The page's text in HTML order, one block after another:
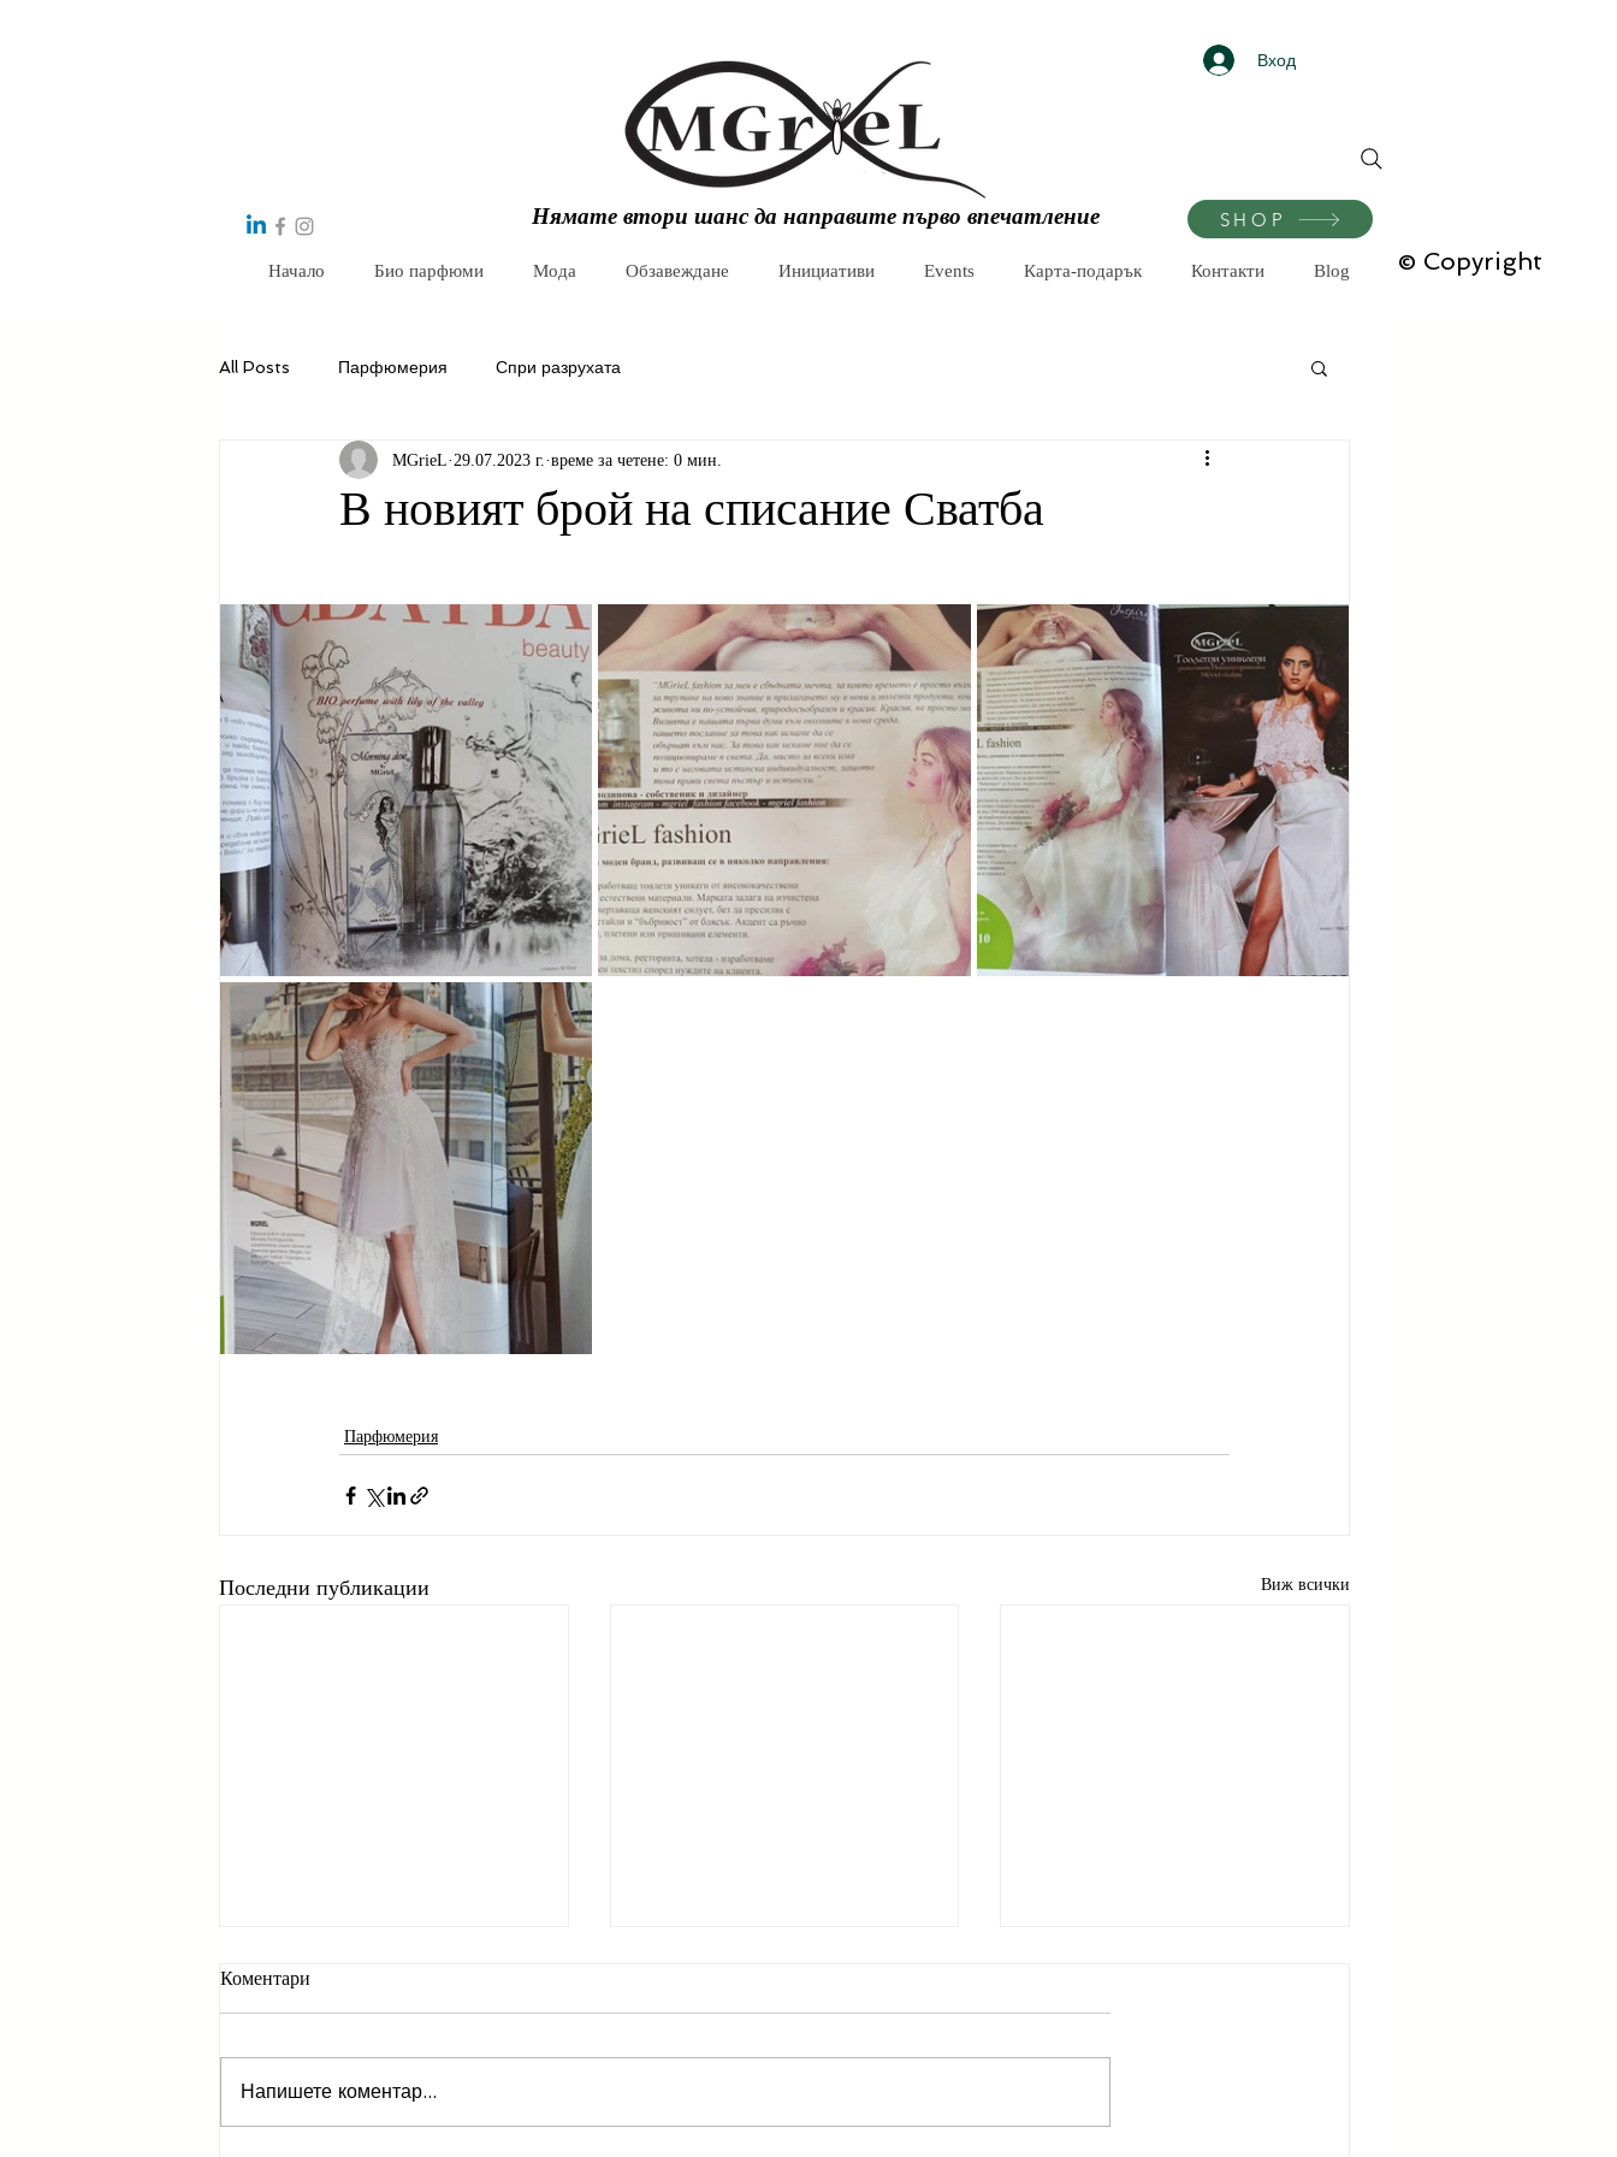
Нямате втори шанс да направите първо впечатление
Вход
SHOP
Начало Био парфюми Мода Обзавеждане Инициативи Events Карта-подарък Контакти Blog © Copyright
All Posts Парфюмерия Спри разрухата
В новият брой на списание Сватба
MGrieL 29.07.2023 г. време за четене: 0 мин.
Парфюмерия
Последни публикации Виж всички
Коментари
Напишете коментар...